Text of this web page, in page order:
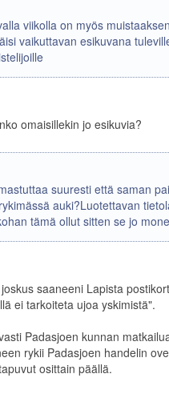
viikolla on myös
vaikuttavan esikuvana
omaisillekin jo esikuvia?
suuresti että saman
auki?Luotettavan
tämä ollut sitten se jo
saaneeni Lapista
ei tarkoiteta ujoa yskimistä".
Padasjoen kunnan
rykii Padasjoen handelin
osittain päällä.